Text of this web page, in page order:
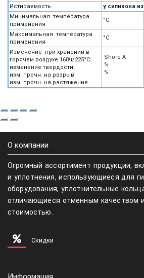
Истираемость
у силикона
Минимальная температура
применения
°С
Максимальная температура
применения
°С
Изменение при хранении в
горячем воздухе 168ч/225°С:
изменение твердости
изм. прочн. на разрыв
изм. прочн. на растяжение
Shore A
%
%
О компании
Огромный ассортимент продукции,
и уплотнения, использующиеся для
оборудования, уплотнительные
отличающиеся отменным качеством
стоимостью.
Скидки